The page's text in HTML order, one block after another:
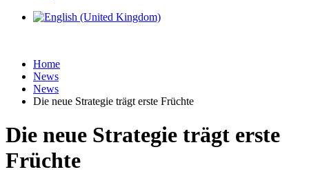
Home
News
News
Die neue Strategie trägt erste Früchte
Die neue Strategie trägt erste
Früchte